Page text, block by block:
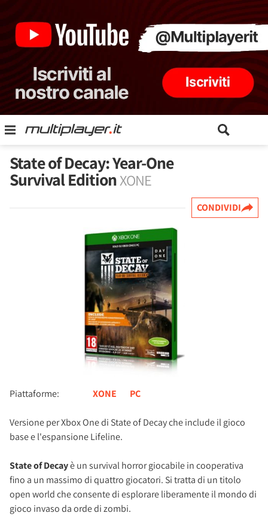
State of Decay: Year-One
Survival EditionXONE
CONDIVIDI
Piattaforme: XONE PC
Versione per Xbox One di State of Decay che include il gioco
base e l'espansione Lifeline.
State of Decayè un survival horror giocabile in cooperativa
fino a un massimo di quattro giocatori. Si tratta di un titolo
open world che consente di esplorare liberamente il mondo di
gioco invaso da orde di zombi.